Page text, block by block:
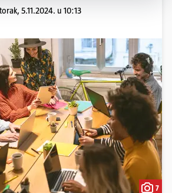
5.11.2024. u 10:13
7